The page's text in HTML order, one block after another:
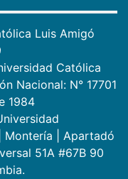
Luis Amigó
Católica
Nacional: N° 17701
1984
Montería
Apartadó
51A #67B 90